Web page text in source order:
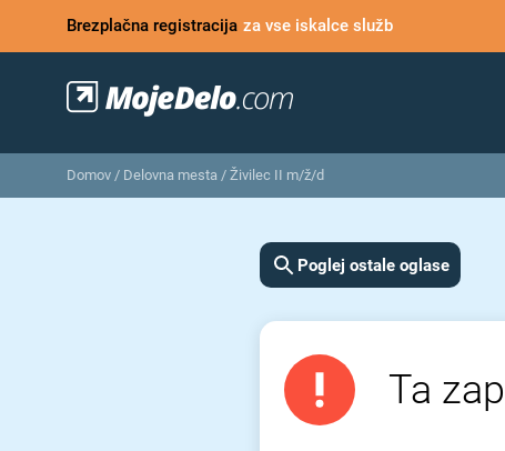
Brezplačna registracija za vse iskalce služb
Domov / Delovna mesta / Živilec II m/ž/d
Poglej ostale oglase
Ta